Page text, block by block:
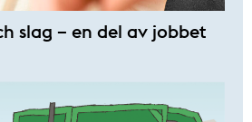
slag – en del av jobbet